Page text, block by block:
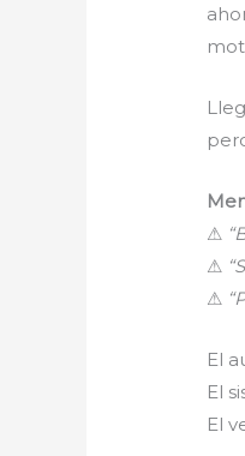
⚠
⚠
⚠
El
El
El